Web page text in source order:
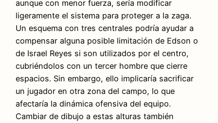
aunque con menor fuerza, sería modificar
ligeramente el sistema para proteger a la zaga.
Un esquema con tres centrales podría ayudar a
compensar alguna posible limitación de Edson o
de Israel Reyes si son utilizados por el centro,
cubriéndolos con un tercer hombre que cierre
espacios. Sin embargo, ello implicaría sacrificar
un jugador en otra zona del campo, lo que
afectaría la dinámica ofensiva del equipo.
Cambiar de dibujo a estas alturas también